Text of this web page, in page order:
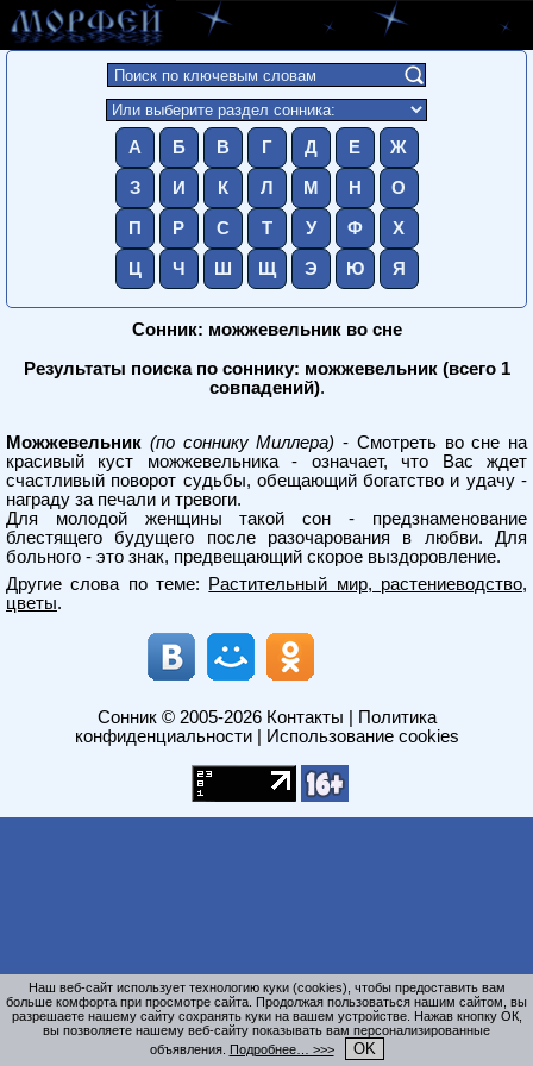
А Б В Г Д Е Ж
З И К Л М Н О
П Р С Т У Ф Х
Ц Ч Ш Щ Э Ю Я
Сонник: можжевельник во сне
Результаты поиска по соннику: можжевельник (всего 1
совпадений).
Можжевельник (по соннику Миллера) - Смотреть во сне на
красивый куст можжевельника - означает, что Вас ждет
счастливый поворот судьбы, обещающий богатство и удачу -
награду за печали и тревоги.
Для молодой женщины такой сон - предзнаменование
блестящего будущего после разочарования в любви. Для
больного - это знак, предвещающий скорое выздоровление.
Другие слова по теме:
Растительный мир, растениеводство,
цветы.
Сонник© 2005-2026 Контакты
Политика
конфиденциальности| Использование cookies
Наш веб-сайт использует технологию куки (cookies), чтобы предоставить вам
больше комфорта при просмотре сайта. Продолжая пользоваться нашим сайтом, вы
разрешаете нашему сайту сохранять куки на вашем устройстве. Нажав кнопку ОК,
вы позволяете нашему веб-сайту показывать вам персонализированные
объявления. Подробнее… >>> OK